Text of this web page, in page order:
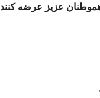
هموطنان عزیز عرضه کنند